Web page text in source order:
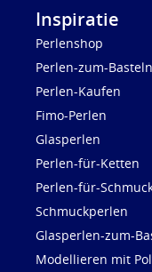
Inspiratie
Perlenshop
Perlen-zum-Basteln
Perlen-Kaufen
Fimo-Perlen
Glasperlen
Perlen-für-Ketten
Perlen-für-
Schmuckperlen
Glasperlen-zum-
Modellieren mit